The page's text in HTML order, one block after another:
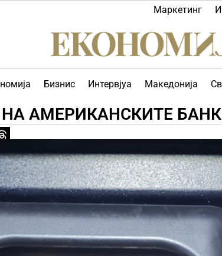
Маркетинг
Бизнис Интервјуа Македонија
АМЕРИКАНСКИТЕ